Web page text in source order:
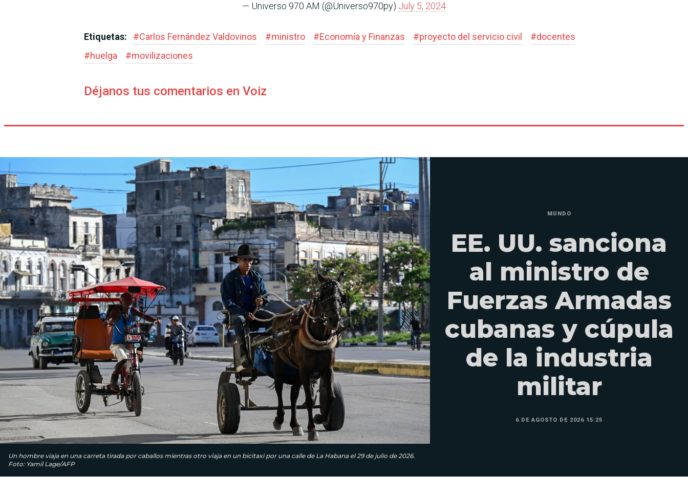
— Universo 970 AM (@Universo970py) July 5, 2024
Etiquetas: #Carlos Fernández Valdovinos #ministro #Economía y Finanzas #proyecto del servicio civil #docentes
#huelga #movilizaciones
Déjanos tus comentarios en Voiz
Un hombre viaja en una carreta tirada por caballos mientras otro viaja en un bicitaxi por una calle de La Habana el 29 de julio de 2026.
Foto: Yamil Lage/AFP
MUNDO
EE. UU. sanciona
al ministro de
Fuerzas Armadas
cubanas y cúpula
de la industria
militar
6 DE AGOSTO DE 2026 15:25